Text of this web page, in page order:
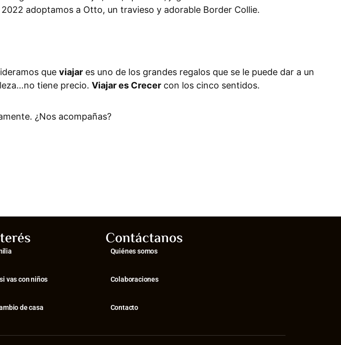
adoptamos a Otto, un travieso y adorable Border Collie.
que viajar es uno de los grandes regalos que se le puede dar a un
tiene precio. Viajar es Crecer con los cinco sentidos.
¿Nos acompañas?
vas con niños
de casa
Contáctanos
Quiénes somos
Colaboraciones
Contacto